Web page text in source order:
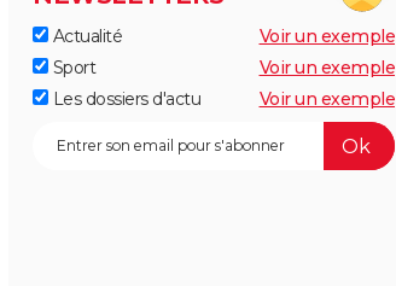
Actualité
Voir un exemple
Sport
Voir un exemple
Les dossiers d'actu
Voir un exemple